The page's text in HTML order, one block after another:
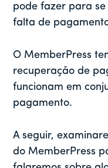
pode fazer para
falta de
O MemberPress
recuperação de
funcionam em
pagamento.
A seguir,
do MemberPress